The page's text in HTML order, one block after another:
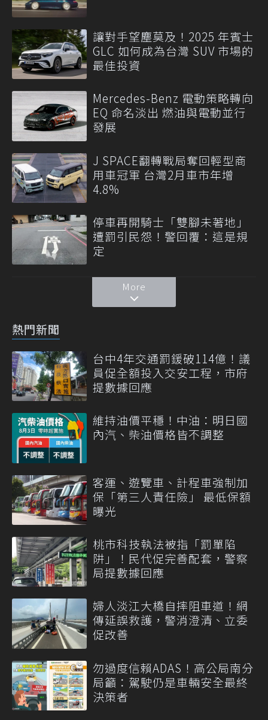
讓對手望塵莫及！2025 年賓士
GLC 如何成為台灣 SUV 市場的
最佳投資
Mercedes-Benz 電動策略轉向
EQ 命名淡出 燃油與電動並行
發展
J SPACE翻轉戰局奪回輕型商
用車冠軍 台灣2月車市年增
4.8%
停車再開騎士「雙腳未著地」
遭罰引民怨！警回覆：這是規
定
More
熱門新聞
台中4年交通罰鍰破114億！議
員促全額投入交安工程，市府
提數據回應
維持油價平穩！中油：明日國
內汽、柴油價格皆不調整
客運、遊覽車、計程車強制加
保「第三人責任險」 最低保額
曝光
桃市科技執法被指「罰單陷
阱」！民代促完善配套，警察
局提數據回應
婦人淡江大橋自摔阻車道！網
傳延誤救護，警消澄清、立委
促改善
勿過度信賴ADAS！高公局南分
局籲：駕駛仍是車輛安全最終
決策者